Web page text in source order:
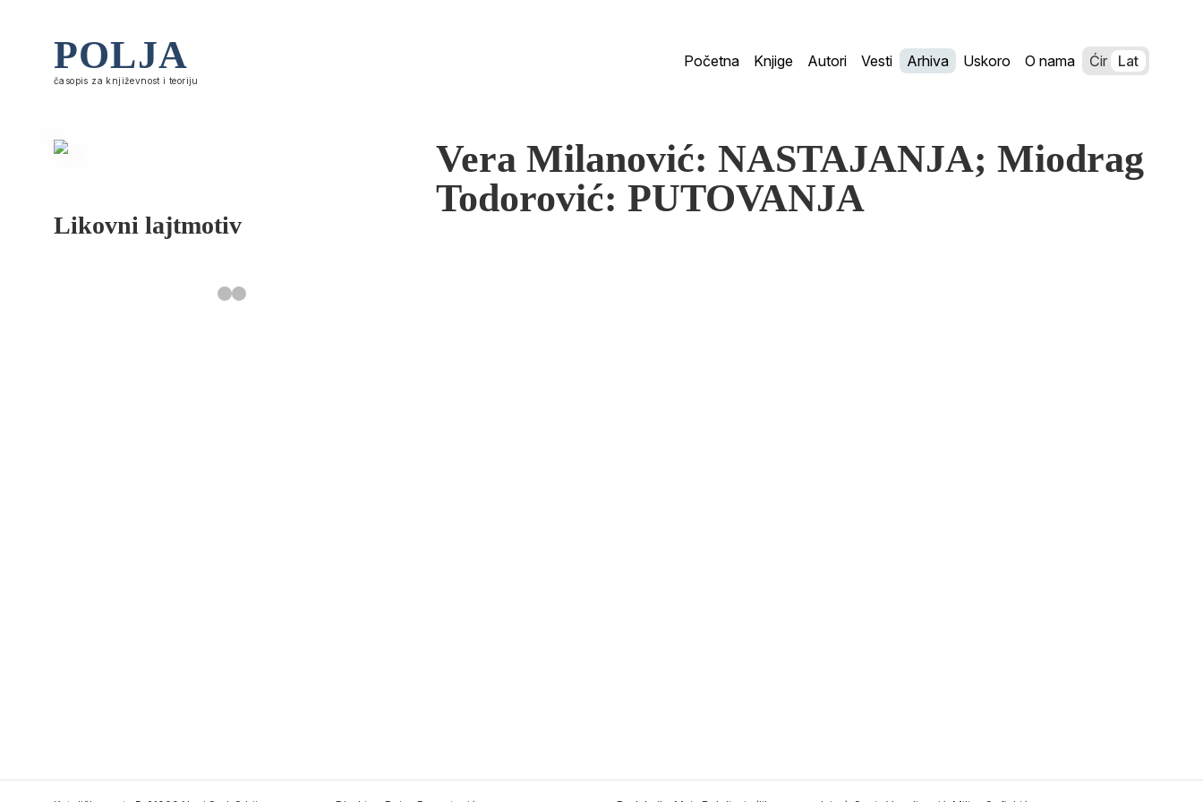
POLJA
časopis za književnost i teoriju
Početna Knjige Autori Vesti Arhiva Uskoro O nama Ćir Lat
Likovni lajtmotiv
Vera Milanović: NASTAJANJA; Miodrag
Todorović: PUTOVANJA